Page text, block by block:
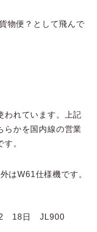
物便？として飛んで
われています。上記
らかを国内線の営業
。
はW61仕様機です。
18日 JL900